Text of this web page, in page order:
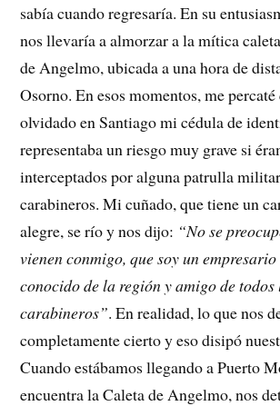
sabía cuando regresaría. En su
nos llevaría a almorzar a la mítica
de Angelmo, ubicada a una hora de
Osorno. En esos momentos, me
olvidado en Santiago mi cédula de
representaba un riesgo muy grave si
interceptados por alguna patrulla
carabineros. Mi cuñado, que tiene un
alegre, se río y nos dijo: “No se
vienen conmigo, que soy un
conocido de la región y amigo de
carabineros”. En realidad, lo que nos
completamente cierto y eso disipó
Cuando estábamos llegando a Puerto
encuentra la Caleta de Angelmo, nos